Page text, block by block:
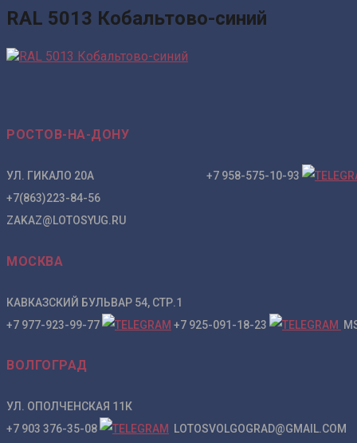
RAL 5013 Кобальтово-синий
РОСТОВ-НА-ДОНУ
УЛ. ГИКАЛО 20А +7 958-575-10-93
+7(863)223-84-56
ZAKAZ@LOTOSYUG.RU
МОСКВА
КАВКАЗСКИЙ БУЛЬВАР 54, СТР.1
+7 977-923-99-77
+7 925-091-18-23
ВОЛГОГРАД
УЛ. ОПОЛЧЕНСКАЯ 11К
+7 903 376-35-08
LOTOSVOLGOGRAD@GMAIL.COM